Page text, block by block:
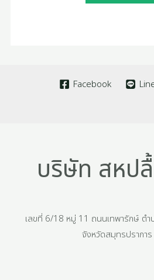
Facebook
บริษัท สหป
เลขที่ 6/18 หมู่ 11 ถนนเทพารักษ์ ตำ
จังหวัดสมุทรปรากา